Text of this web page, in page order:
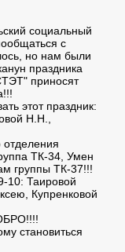
социальный
с
но нам были
праздника
приносят
этот праздник:
Н.Н.,
отделения
ТК-34, Умен
группы ТК-37!!!
10: Таировой
Купренковой
становиться